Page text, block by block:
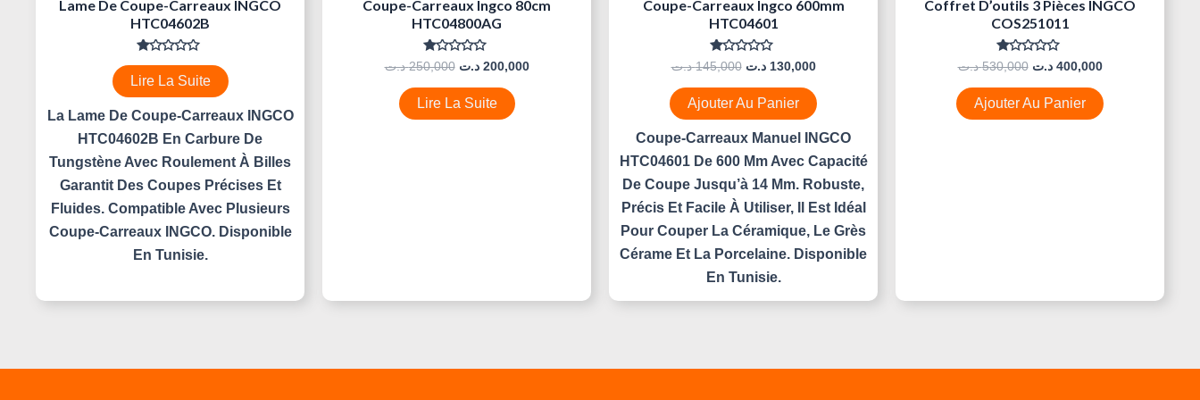
Lame De Coupe-Carreaux INGCO
HTC04602B
Note
0
Sur
5
Lire La Suite
La Lame De Coupe-Carreaux INGCO
HTC04602B En Carbure De
Tungstène Avec Roulement À Billes
Garantit Des Coupes Précises Et
Fluides. Compatible Avec Plusieurs
Coupe-Carreaux INGCO. Disponible
En Tunisie.
Coupe-Carreaux Ingco 80cm
HTC04800AG
Note
0
Sur
5
250,000 د.ت 200,000 د.ت
Lire La Suite
Coupe-Carreaux Ingco 600mm
HTC04601
Note
0
Sur
5
145,000 د.ت 130,000 د.ت
Ajouter Au Panier
Coupe-Carreaux Manuel INGCO
HTC04601 De 600 Mm Avec Capacité
De Coupe Jusqu’à 14 Mm. Robuste,
Précis Et Facile À Utiliser, Il Est Idéal
Pour Couper La Céramique, Le Grès
Cérame Et La Porcelaine. Disponible
En Tunisie.
Coffret D’outils 3 Pièces INGCO
COS251011
Note
0
Sur
5
530,000 د.ت 400,000 د.ت
Ajouter Au Panier